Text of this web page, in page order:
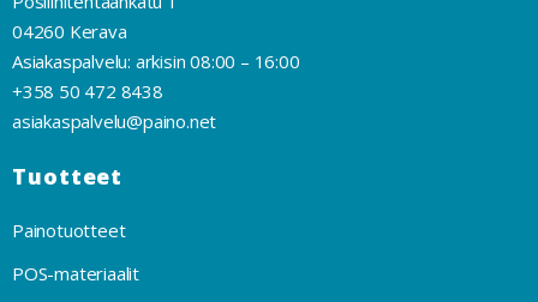
04260 Kerava
Asiakaspalvelu: arkisin 08:00 – 16:00
+358 50 472 8438
asiakaspalvelu@paino.net
Tuotteet
Painotuotteet
POS-materiaalit